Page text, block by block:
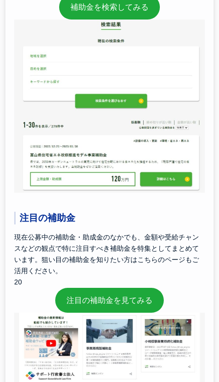
補助金を検索してみる
注目の補助金
現在公募中の補助金・助成金のなかでも、金額や受給チャン
スなどの観点で特に注目すべき補助金を特集としてまとめて
います。狙い目の補助金を知りたい方はこちらのページもご
活用ください。
20
注目の補助金を見てみる